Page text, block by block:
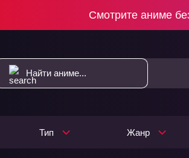
Смотрите аниме
Тип Жанр